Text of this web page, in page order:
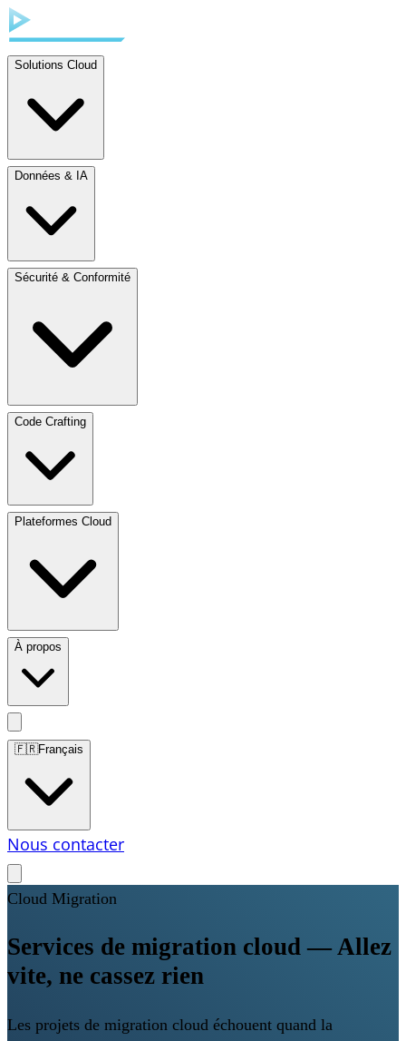
Solutions Cloud
Données & IA
Sécurité & Conformité
Code Crafting
Plateformes Cloud
À propos
🇫🇷Français
Nous contacter
Cloud Migration
Services de migration cloud — Allez
vite, ne cassez rien
Les projets de migration cloud échouent quand la